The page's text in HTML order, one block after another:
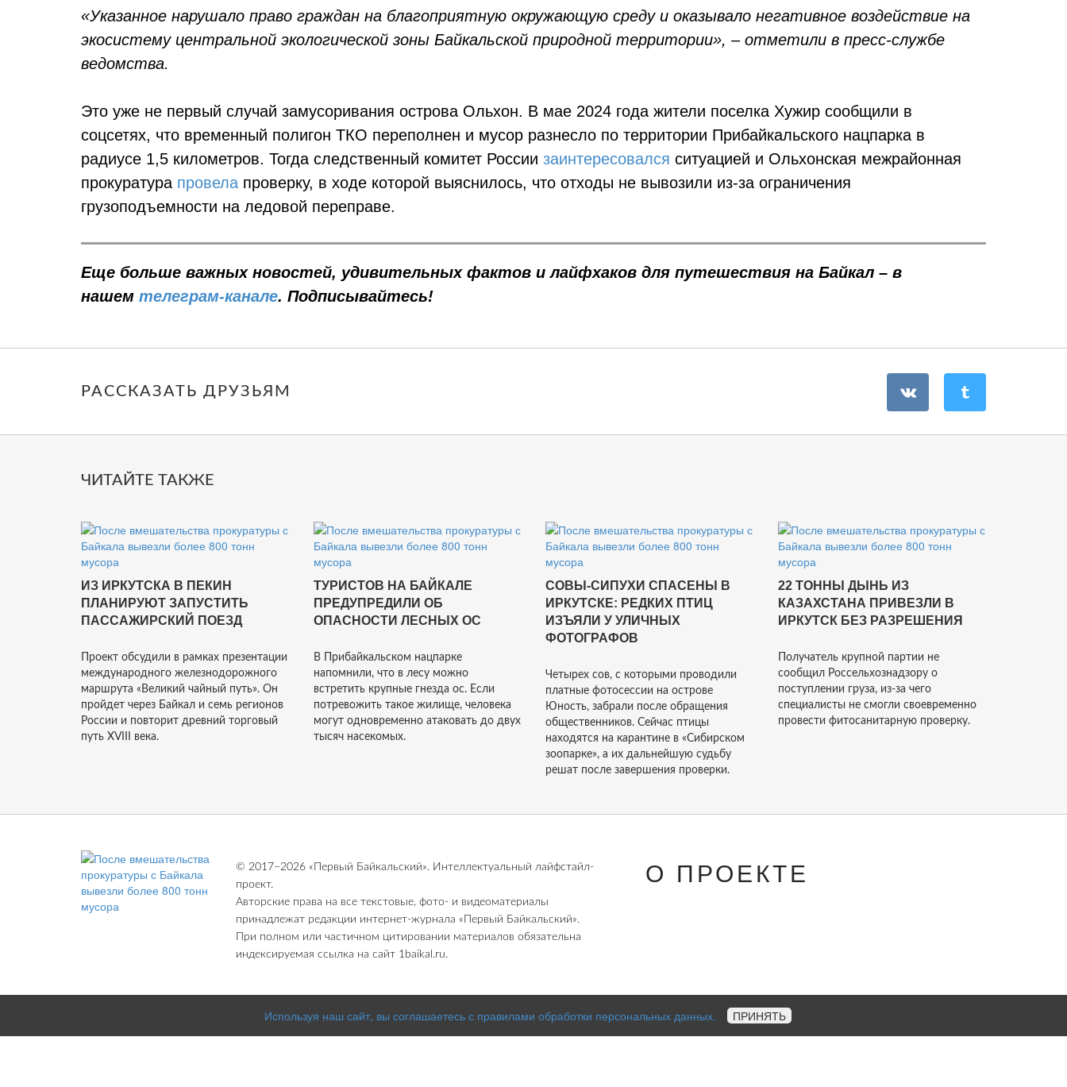
«Указанное нарушало право граждан на благоприятную окружающую среду и оказывало негативное воздействие на
экосистему центральной экологической зоны Байкальской природной территории», – отметили в пресс-службе
ведомства.
Это уже не первый случай замусоривания острова Ольхон. В мае 2024 года жители поселка Хужир сообщили в
соцсетях, что временный полигон ТКО переполнен и мусор разнесло по территории Прибайкальского нацпарка в
радиусе 1,5 километров. Тогда следственный комитет России заинтересовался ситуацией и Ольхонская межрайонная
прокуратура провела проверку, в ходе которой выяснилось, что отходы не вывозили из-за ограничения
грузоподъемности на ледовой переправе.
Еще больше важных новостей, удивительных фактов и лайфхаков для путешествия на Байкал – в
нашем телеграм-канале. Подписывайтесь!
РАССКАЗАТЬ ДРУЗЬЯМ
ЧИТАЙТЕ ТАКЖЕ
ИЗ ИРКУТСКА В ПЕКИН
ПЛАНИРУЮТ ЗАПУСТИТЬ
ПАССАЖИРСКИЙ ПОЕЗД
Проект обсудили в рамках презентации
международного железнодорожного
маршрута «Великий чайный путь». Он
пройдет через Байкал и семь регионов
России и повторит древний торговый
путь XVIII века.
ТУРИСТОВ НА БАЙКАЛЕ
ПРЕДУПРЕДИЛИ ОБ
ОПАСНОСТИ ЛЕСНЫХ ОС
В Прибайкальском нацпарке
напомнили, что в лесу можно
встретить крупные гнезда ос. Если
потревожить такое жилище, человека
могут одновременно атаковать до двух
тысяч насекомых.
СОВЫ-СИПУХИ СПАСЕНЫ В
ИРКУТСКЕ: РЕДКИХ ПТИЦ
ИЗЪЯЛИ У УЛИЧНЫХ
ФОТОГРАФОВ
Четырех сов, с которыми проводили
платные фотосессии на острове
Юность, забрали после обращения
общественников. Сейчас птицы
находятся на карантине в «Сибирском
зоопарке», а их дальнейшую судьбу
решат после завершения проверки.
22 ТОННЫ ДЫНЬ ИЗ
КАЗАХСТАНА ПРИВЕЗЛИ В
ИРКУТСК БЕЗ РАЗРЕШЕНИЯ
Получатель крупной партии не
сообщил Россельхознадзору о
поступлении груза, из-за чего
специалисты не смогли своевременно
провести фитосанитарную проверку.
© 2017−2026 «Первый Байкальский». Интеллектуальный лайфстайл-
проект.
Авторские права на все текстовые, фото- и видеоматериалы
принадлежат редакции интернет-журнала «Первый Байкальский».
При полном или частичном цитировании материалов обязательна
индексируемая ссылка на сайт 1baikal.ru.
О ПРОЕКТЕ
Используя наш сайт, вы соглашаетесь с правилами обработки персональных данных. ПРИНЯТЬ